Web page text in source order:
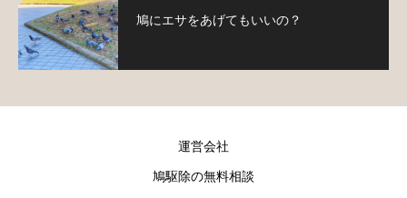
鳩にエサをあげてもいいの？
運営会社
鳩駆除の無料相談